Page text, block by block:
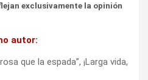
exclusivamente la opinión
autor:
que la espada”, ¡Larga vida,